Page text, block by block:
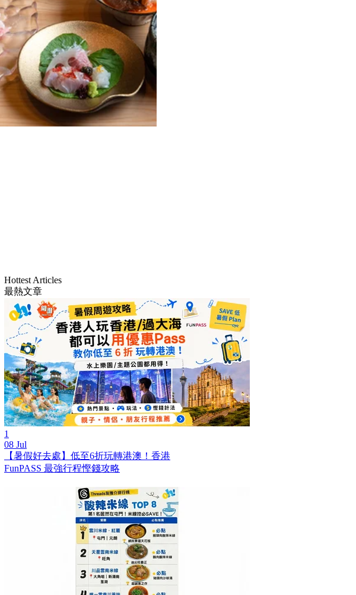
Hottest Articles
最熱文章
1
08 Jul
【暑假好去處】低至6折玩轉港澳！香港
FunPASS 最強行程慳錢攻略